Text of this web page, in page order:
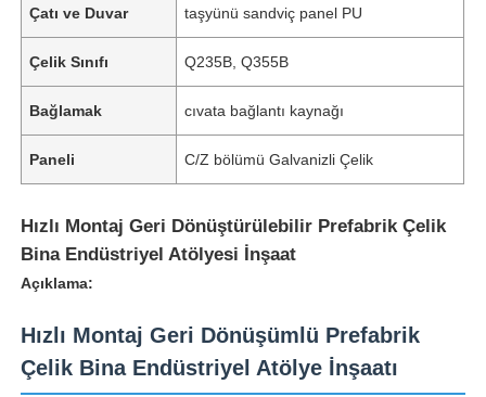
Çatı ve Duvar taşyünü sandviç panel PU
Çelik Sınıfı Q235B, Q355B
Bağlamak cıvata bağlantı kaynağı
Paneli C/Z bölümü Galvanizli Çelik
Hızlı Montaj Geri Dönüştürülebilir Prefabrik Çelik
Bina Endüstriyel Atölyesi İnşaat
Açıklama:
Hızlı Montaj Geri Dönüşümlü Prefabrik
Çelik Bina Endüstriyel Atölye İnşaatı